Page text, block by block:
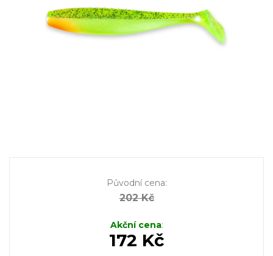
Původní cena:
202 Kč
Akční cena:
172 Kč